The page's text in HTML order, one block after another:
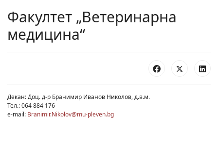
Факултет „Ветеринарна
медицина“
Декан: Доц. д-р Бранимир Иванов Николов, д.в.м.
Тел.: 064 884 176
e-mail: Branimir.Nikolov@mu-pleven.bg